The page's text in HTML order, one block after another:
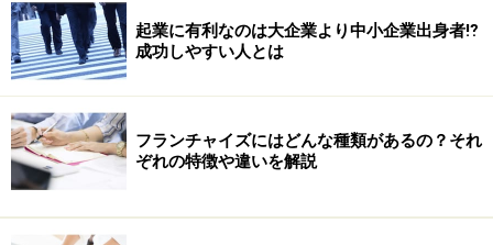
ブログから誕生した「
す。発売と同時に大反響。
“これはスゴイ！”と思った名刺しか掲載しないため、記
事の掲載は不定期。しかし、その反響は、立ち上げから
頼です。そして、その２ヶ月後には、出版依頼のメール
起業に有利なのは大企業より中小企業出身者⁉
成功しやすい人とは
フランチャイズにはどんな種類があるの？それ
ぞれの特徴や違いを解説